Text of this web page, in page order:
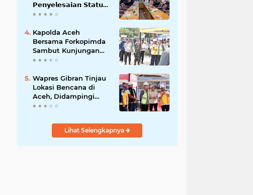
𝗣𝗲𝗻𝘆𝗲𝗹𝗲𝘀𝗮𝗶𝗮𝗻 𝗦𝘁𝗮𝘁𝘂𝘀
𝗪𝗮𝗸𝗮𝗳 𝗕𝗹𝗮𝗻𝗴 𝗣𝗮𝗱𝗮𝗻𝗴
Kapolda Aceh
Bersama Forkopimda
Sambut Kunjungan
Kerja Wakil Presiden
Bireuen
Wapres Gibran Tinjau
Lokasi Bencana di
Aceh, Didampingi
Wagub Dek Fadh
Lihat Selengkapnya